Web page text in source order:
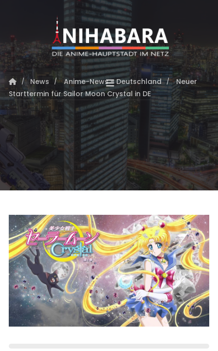
News Anime-News - Deutschland
Neuer
Starttermin für Sailor Moon Crystal in DE